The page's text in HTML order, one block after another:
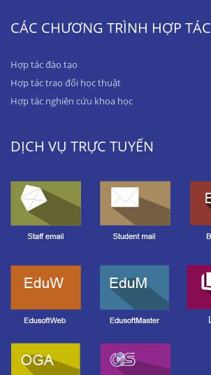
CÁC CHƯƠNG TRÌNH HỢP TÁC
Hợp tác đào tạo
Hợp tác trao đổi học thuật
Hợp tác nghiên cứu khoa học
DỊCH VỤ TRỰC TUYẾN